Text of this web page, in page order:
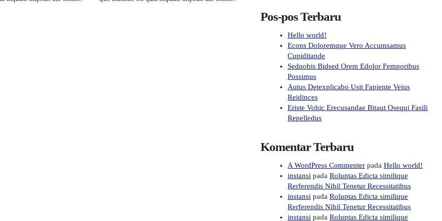
Pos-pos Terbaru
Hello world!
Econs Doloremque Vero Accumsamus
Cupiditande
Sednobis Bidsed Orem Edolor Femporibus
Possimus
Autus Detexplicabo Usit Fapiente Veius
Reidinces
Eriste Vohic Erecusandae Bitaut Osequi Fasili
Repelledus
Komentar Terbaru
A WordPress Commenter pada Hello world!
instansi pada Roluptas Edicta similique
Rerferendis Nihil Tenetur Recessitatibus
instansi pada Roluptas Edicta similique
Rerferendis Nihil Tenetur Recessitatibus
instansi pada Roluptas Edicta similique